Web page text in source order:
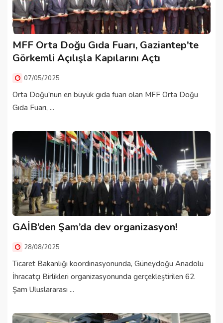
MFF Orta Doğu Gıda Fuarı, Gaziantep'te
Görkemli Açılışla Kapılarını Açtı
07/05/2025
Orta Doğu'nun en büyük gıda fuarı olan MFF Orta Doğu
Gıda Fuarı, ...
GAİB’den Şam’da dev organizasyon!
28/08/2025
Ticaret Bakanlığı koordinasyonunda, Güneydoğu Anadolu
İhracatçı Birlikleri organizasyonunda gerçekleştirilen 62.
Şam Uluslararası ...